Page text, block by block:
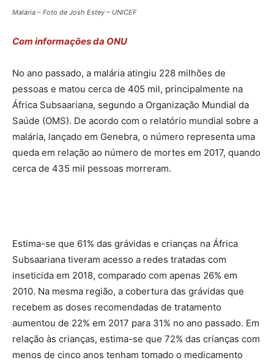
Malária – Foto de Josh Estey – UNICEF
Com informações da ONU
No ano passado, a malária atingiu 228 milhões de
pessoas e matou cerca de 405 mil, principalmente na
África Subsaariana, segundo a Organização Mundial da
Saúde (OMS). De acordo com o relatório mundial sobre a
malária, lançado em Genebra, o número representa uma
queda em relação ao número de mortes em 2017, quando
cerca de 435 mil pessoas morreram.
Estima-se que 61% das grávidas e crianças na África
Subsaariana tiveram acesso a redes tratadas com
inseticida em 2018, comparado com apenas 26% em
2010. Na mesma região, a cobertura das grávidas que
recebem as doses recomendadas de tratamento
aumentou de 22% em 2017 para 31% no ano passado. Em
relação às crianças, estima-se que 72% das crianças com
menos de cinco anos tenham tomado o medicamento